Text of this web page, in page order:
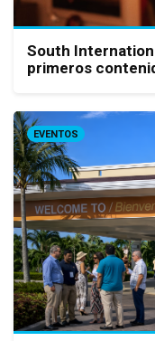
South
primeros
EVENTOS